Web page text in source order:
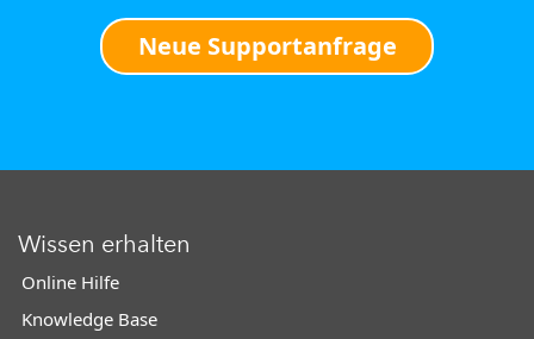
Neue Supportanfrage
Wissen erhalten
Online Hilfe
Knowledge Base